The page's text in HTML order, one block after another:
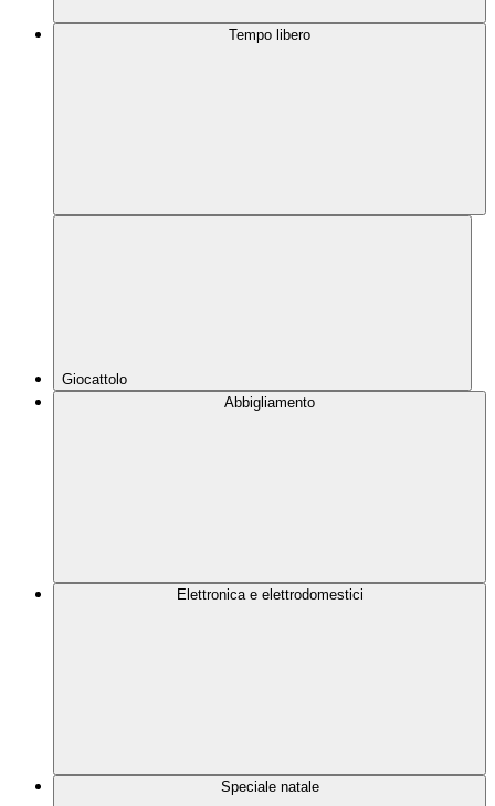
Tempo libero
Giocattolo
Abbigliamento
Elettronica e elettrodomestici
Speciale natale